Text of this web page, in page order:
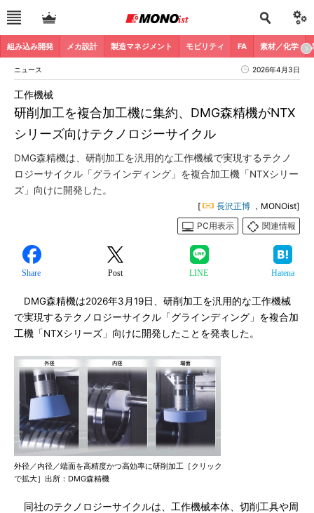
組み込み開発 メカ設計 製造マネジメント モビリティ FA 素材／化学
ニュース 2026年4月3日
研削加工を複合加工機に集約、DMG森精機がNTX
シリーズ向けテクノロジーサイクル
工作機械
DMG森精機は、研削加工を汎用的な工作機械で実現するテクノ
ロジーサイクル「グラインディング」を複合加工機「NTXシリー
ズ」向けに開発した。
[ 長沢正博 ，MONOist]
PC用表示
関連情報
Share Post LINE Hatena
DMG森精機は2026年3月19日、研削加工を汎用的な工作機械
で実現するテクノロジーサイクル「グラインディング」を複合加
工機「NTXシリーズ」向けに開発したことを発表した。
外径／内径／端面を高精度かつ高効率に研削加工［クリック
で拡大］出所：DMG森精機
同社のテクノロジーサイクルは、工作機械本体、切削工具や周